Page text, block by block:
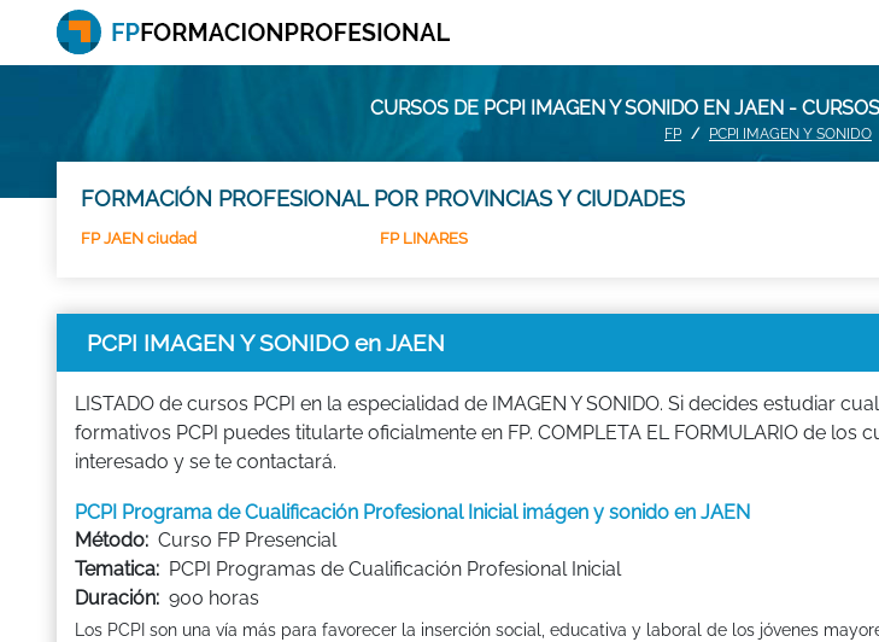
CURSOS DE PCPI IMAGEN Y SONIDO EN JAEN -
FP PCPI IMAGEN Y SONIDO
FORMACIÓN PROFESIONAL POR PROVINCIAS Y CIUDADES
FP JAEN ciudad FP LINARES
PCPI IMAGEN Y SONIDO en JAEN
LISTADO de cursos PCPI en la especialidad de IMAGEN Y SONIDO. Si decides estudiar
formativos PCPI puedes titularte oficialmente en FP. COMPLETA EL FORMULARIO de los
interesado y se te contactará.
PCPI Programa de Cualificación Profesional Inicial imágen y sonido en JAEN
Método: Curso FP Presencial
Tematica: PCPI Programas de Cualificación Profesional Inicial
Duración: 900 horas
Los PCPI son una vía más para favorecer la inserción social, educativa y laboral de los jóvenes